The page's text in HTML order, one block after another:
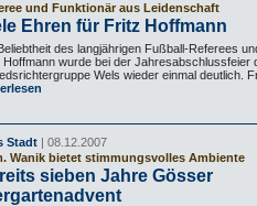
und Funktionär aus Leidenschaft
Ehren für Fritz Hoffmann
des langjährigen Fußball-Referees
Hoffmann wurde bei der Jahresabschlussfeier
Wels wieder einmal deutlich.
Stadt | 08.12.2007
Wanik bietet stimmungsvolles Ambiente
sieben Jahre Gösser